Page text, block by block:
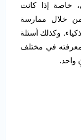
خاصة إذا كانت
خلال ممارسة
وكذلك أسئلة
في مختلف
واحد.